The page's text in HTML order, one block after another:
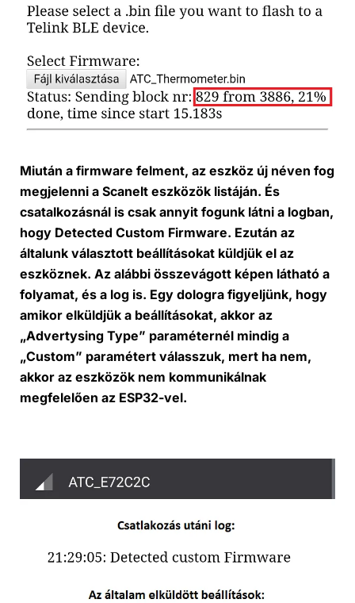
Miután a firmware felment, az eszköz új néven fog
megjelenni a Scanelt eszközök listáján. És
csatalkozásnál is csak annyit fogunk látni a logban,
hogy Detected Custom Firmware. Ezután az
általunk választott beállításokat küldjük el az
eszköznek. Az alábbi összevágott képen látható a
folyamat, és a log is. Egy dologra figyeljünk, hogy
amikor elküldjük a beállításokat, akkor az
„Advertysing Type” paraméternél mindig a
„Custom” paramétert válasszuk, mert ha nem,
akkor az eszközök nem kommunikálnak
megfelelően az ESP32-vel.